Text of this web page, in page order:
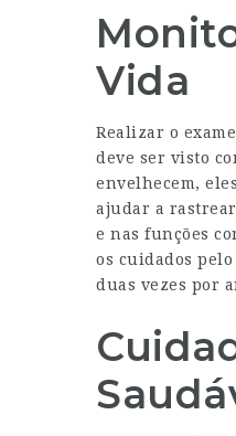
Vida
Realizar o
deve ser visto
envelhecem,
ajudar a rastrear
e nas funções
os cuidados
duas vezes por